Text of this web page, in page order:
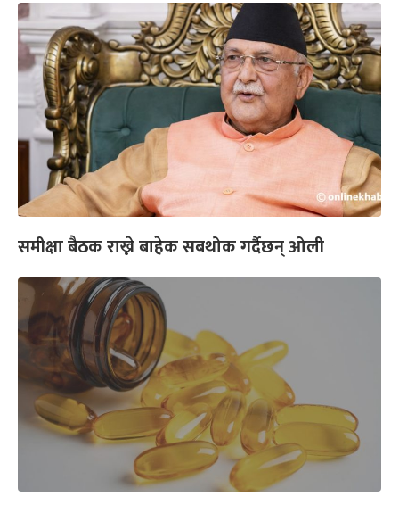
समीक्षा बैठक राख्ने बाहेक सबथोक गर्दैछन् ओली